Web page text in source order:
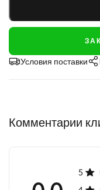
Условия поставки
Комментарии
5